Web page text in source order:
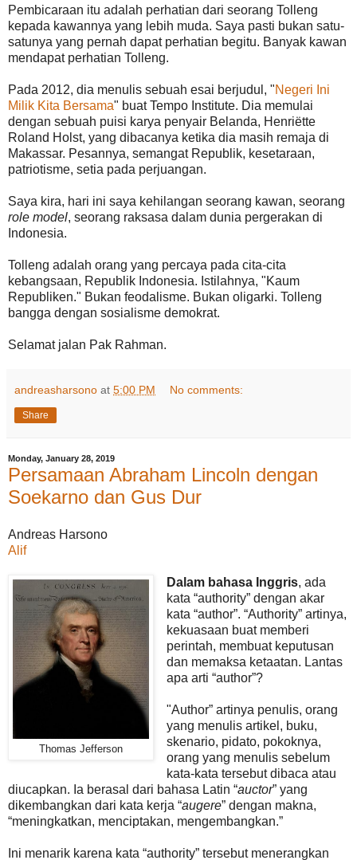
Pembicaraan itu adalah perhatian dari seorang Tolleng
kepada kawannya yang lebih muda. Saya pasti bukan satu-
satunya yang pernah dapat perhatian begitu. Banyak kawan
mendapat perhatian Tolleng.
Pada 2012, dia menulis sebuah esai berjudul, "Negeri Ini
Milik Kita Bersama" buat Tempo Institute. Dia memulai
dengan sebuah puisi karya penyair Belanda, Henriëtte
Roland Holst, yang dibacanya ketika dia masih remaja di
Makassar. Pesannya, semangat Republik, kesetaraan,
patriotisme, setia pada perjuangan.
Saya kira, hari ini saya kehilangan seorang kawan, seorang
role model, seorang raksasa dalam dunia pergerakan di
Indonesia.
Tolleng adalah orang yang percaya pada cita-cita
kebangsaan, Republik Indonesia. Istilahnya, "Kaum
Republiken." Bukan feodalisme. Bukan oligarki. Tolleng
bangga dengan sosialisme demokrat.
Selamat jalan Pak Rahman.
andreasharsono at 5:00 PM No comments:
Share
Monday, January 28, 2019
Persamaan Abraham Lincoln dengan
Soekarno dan Gus Dur
Andreas Harsono
Alif
Thomas Jefferson
Dalam bahasa Inggris, ada
kata “authority” dengan akar
kata “author”. “Authority” artinya,
kekuasaan buat memberi
perintah, membuat keputusan
dan memaksa ketaatan. Lantas
apa arti “author”?
"Author” artinya penulis, orang
yang menulis artikel, buku,
skenario, pidato, pokoknya,
orang yang menulis sebelum
kata-kata tersebut dibaca atau
diucapkan. Ia berasal dari bahasa Latin “auctor” yang
dikembangkan dari kata kerja “augere” dengan makna,
“meningkatkan, menciptakan, mengembangkan.”
Ini menarik karena kata “authority” tersebut menerangkan